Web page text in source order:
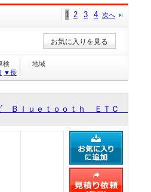
1 2 3 4 次へ
お気に入りを見る
検
▼長
地域
Ｂｌｕｅｔｏｏｔｈ ＥＴＣ